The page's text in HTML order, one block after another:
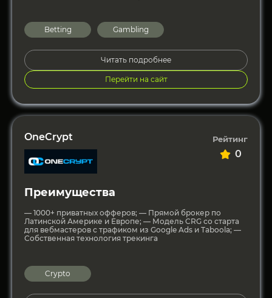
Betting Gambling
Читать подробнее
Перейти на сайт
OneCrypt Рейтинг
0
Преимущества
— 1000+ приватных офферов; — Прямой брокер по
Латинской Америке и Европе; — Модель CRG со старта
для вебмастеров с трафиком из Google Ads и Taboola; —
Собственная технология трекинга
Crypto